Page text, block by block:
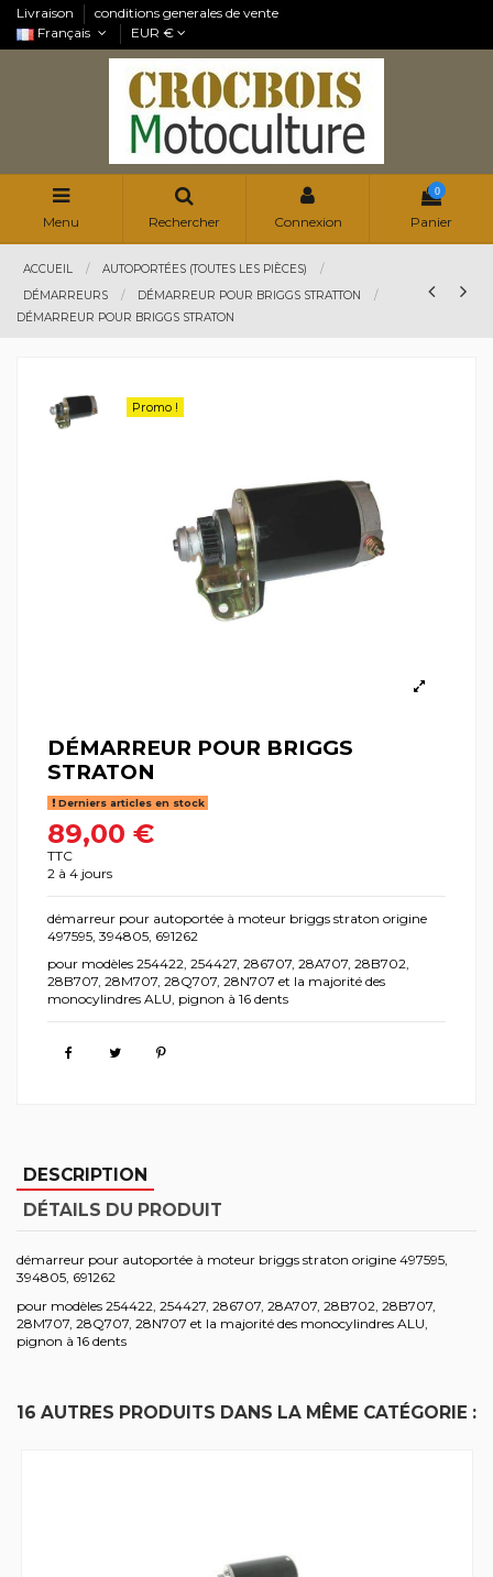
Livraison
conditions generales de vente
Français
EUR €
Menu Rechercher Connexion
0
Panier
ACCUEIL
AUTOPORTÉES (TOUTES LES PIÈCES)
DÉMARREURS
DÉMARREUR POUR BRIGGS STRATTON
DÉMARREUR POUR BRIGGS STRATON
Promo !
DÉMARREUR POUR BRIGGS
STRATON
Derniers articles en stock
89,00 €
TTC
2 à 4 jours
démarreur pour autoportée à moteur briggs straton origine
497595, 394805, 691262
pour modèles 254422, 254427, 286707, 28A707, 28B702,
28B707, 28M707, 28Q707, 28N707 et la majorité des
monocylindres ALU, pignon à 16 dents
DESCRIPTION
DÉTAILS DU PRODUIT
démarreur pour autoportée à moteur briggs straton origine 497595,
394805, 691262
pour modèles 254422, 254427, 286707, 28A707, 28B702, 28B707,
28M707, 28Q707, 28N707 et la majorité des monocylindres ALU,
pignon à 16 dents
16 AUTRES PRODUITS DANS LA MÊME CATÉGORIE :